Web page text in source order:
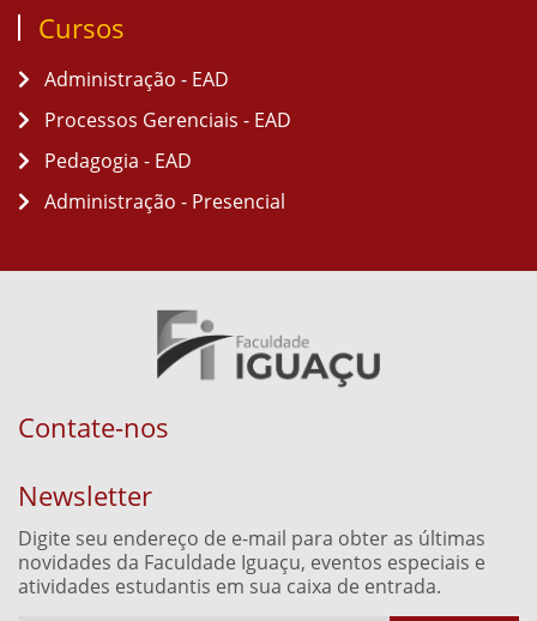
Cursos
Administração - EAD
Processos Gerenciais - EAD
Pedagogia - EAD
Administração - Presencial
Contate-nos
Newsletter
Digite seu endereço de e-mail para obter as últimas
novidades da Faculdade Iguaçu, eventos especiais e
atividades estudantis em sua caixa de entrada.